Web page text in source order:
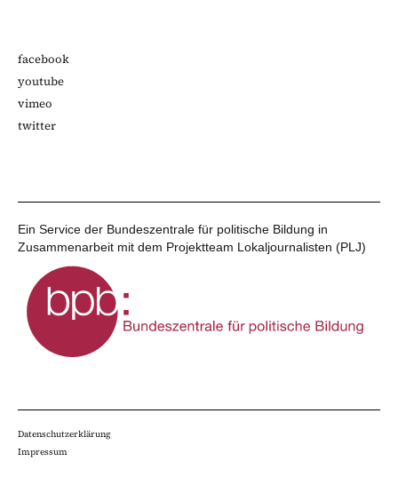
facebook
youtube
vimeo
twitter
Ein Service der Bundeszentrale für politische Bildung in
Zusammenarbeit mit dem Projektteam Lokaljournalisten (PLJ)
Datenschutzerklärung
Impressum